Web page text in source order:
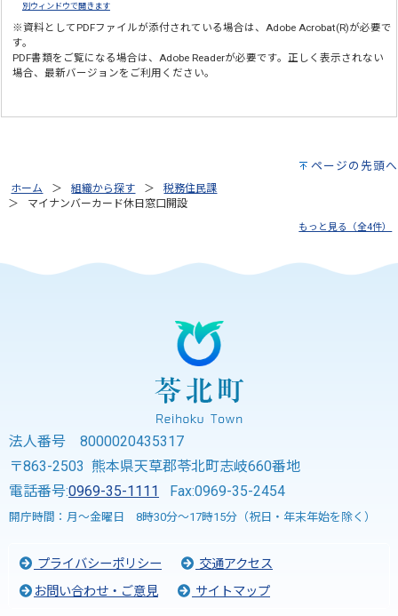
別ウィンドウで開きます
※資料としてPDFファイルが添付されている場合は、Adobe Acrobat(R)が必要で
す。
PDF書類をご覧になる場合は、Adobe Readerが必要です。正しく表示されない
場合、最新バージョンをご利用ください。
ページの先頭へ
ホーム 組織から探す
税務住民課
マイナンバーカード休日窓口開設
もっと見る（全4件）
法人番号 8000020435317
〒863-2503 熊本県天草郡苓北町志岐660番地
電話番号:0969-35-1111 Fax:0969-35-2454
開庁時間：月～金曜日 8時30分～17時15分（祝日・年末年始を除く）
プライバシーポリシー
交通アクセス
お問い合わせ・ご意見
サイトマップ